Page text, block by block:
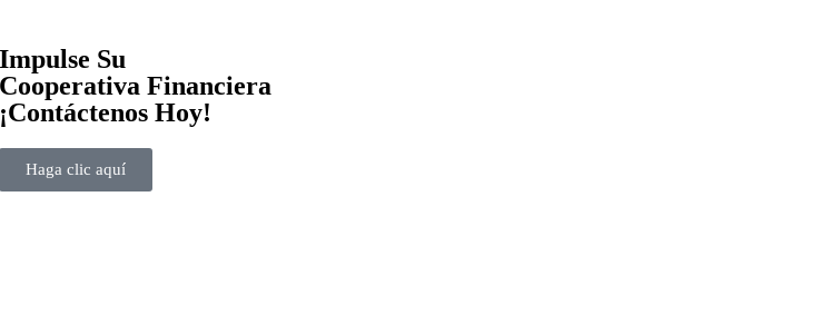
Impulse Su
Cooperativa Financiera
¡Contáctenos Hoy!
Haga clic aquí